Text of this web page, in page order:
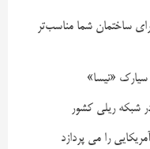
ساختمان شما مناسب‌تر
«نیسا»
شبکه ریلی کشور
را می پردازد